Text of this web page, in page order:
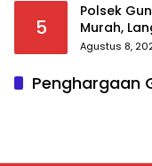
5
Polsek
Murah,
Agustus 8,
Penghargaan